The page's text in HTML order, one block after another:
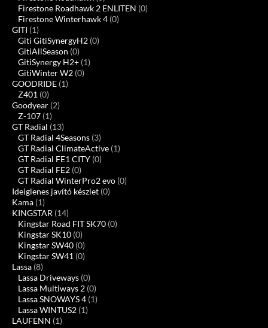
Firestone Roadhawk 2 ENLITEN (0)
Firestone Winterhawk 4 (0)
GITI (1)
Giti GitiSynergyH2 (0)
GitiAllSeason (0)
GitiSynergy H2+ (1)
GitiWinter W2 (0)
GOODRIDE (1)
Z401 (0)
Goodyear (2)
Z-107 (1)
GT Radial (13)
GT Radial 4Seasons (3)
GT Radial ClimateActive (1)
GT Radial FE1 CITY (0)
GT Radial FE2 (0)
GT Radial WinterPro2 evo (0)
Ideiglenes javító készlet (0)
Kama (1)
KINGSTAR (14)
Kingstar Road FIT SK70 (0)
Kingstar SK10 (0)
Kingstar SW40 (0)
Kingstar SW41 (0)
Lassa (8)
Lassa Driveways (0)
Lassa Multiways 2 (0)
Lassa SNOWAYS 4 (1)
Lassa WINTUS2 (1)
LAUFENN (1)